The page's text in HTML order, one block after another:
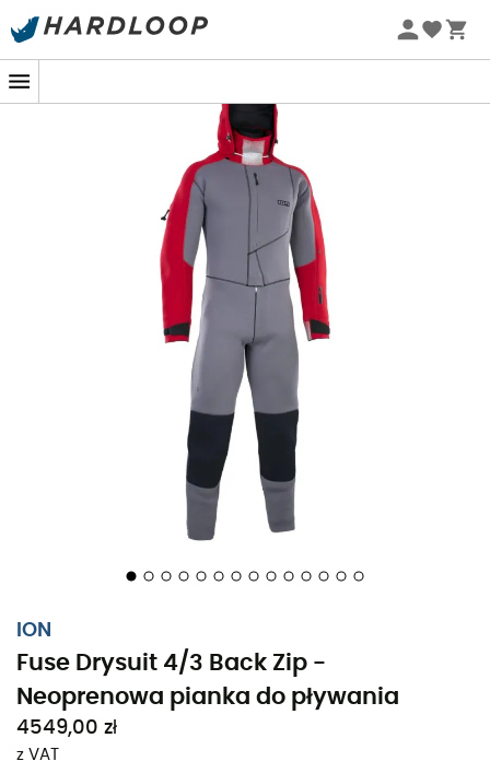
Letnie promocje 🔥 -5% DODATKOWO przy zakupie 2
Nowość
ION
Fuse Drysuit 4/3 Back Zip -
Neoprenowa pianka do pływania
4549,00 zł
z VAT